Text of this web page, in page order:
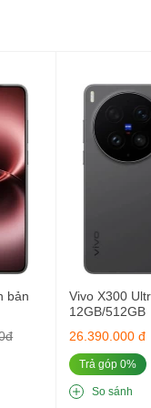
hiện nay.
A720, đảm bảo máy xử
mượt mà, không bị
lúc.
cầu lưu trữ lớn như
bản
Vivo X300
12GB/512GB
26.390.000 đ
Trả góp 0%
So sánh